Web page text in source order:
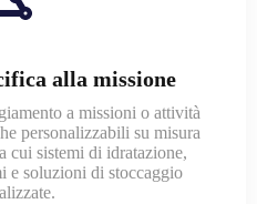
alla missione
a missioni o attività
personalizzabili su misura
cui sistemi di idratazione,
e soluzioni di stoccaggio